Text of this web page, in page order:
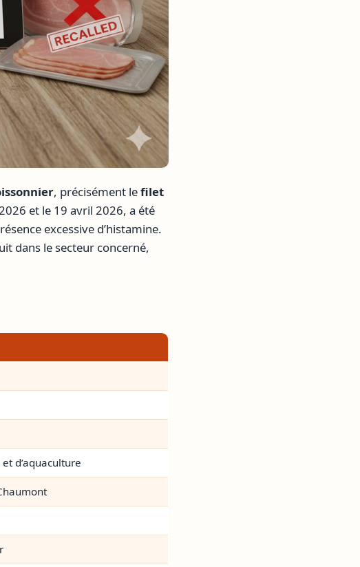
, précisément lefilet
et le 19 avril 2026, a été
excessive d’histamine.
dans le secteur concerné,
d’aquaculture